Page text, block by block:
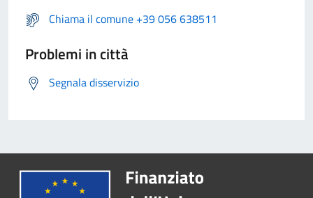
Chiama il comune +39 056 638511
Problemi in città
Segnala disservizio